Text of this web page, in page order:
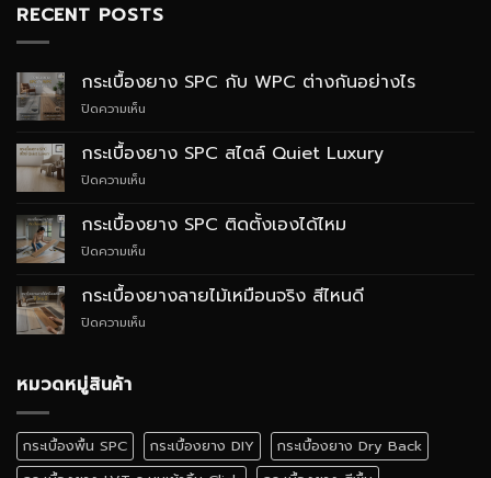
RECENT POSTS
กระเบื้องยาง SPC กับ WPC ต่างกันอย่างไร
ปิดความเห็น
ยาง
SPC
ต่าง
กระเบื้องยาง SPC สไตล์ Quiet Luxury
ปิดความเห็น
ยาง
SPC
Luxury
กระเบื้องยาง SPC ติดตั้งเองได้ไหม
ปิดความเห็น
ยาง
SPC
กระเบื้องยางลายไม้เหมือนจริง สีไหนดี
ปิดความเห็น
สี
ไหน
ดี
หมวดหมู่สินค้า
กระเบื้องพื้น SPC กระเบื้องยาง DIY
กระเบื้องยาง Dry Back